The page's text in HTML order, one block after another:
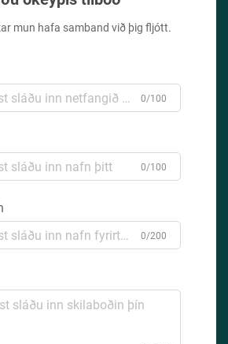
mun hafa samband við þig fljótt.
0/100
0/100
0/200